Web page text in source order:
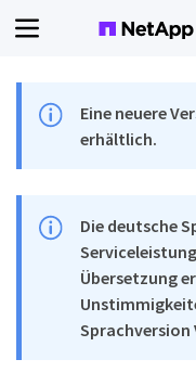
Eine neuere
erhältlich.
Die deutsche
Übersetzung
Sprachversion